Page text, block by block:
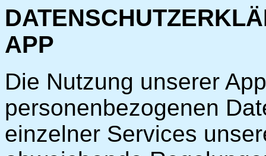
APP
Die Nutzung unserer
personenbezogenen
einzelner Services